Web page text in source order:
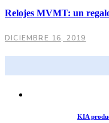
Relojes MVMT: un
DICIEMBRE 16, 2019
KIA